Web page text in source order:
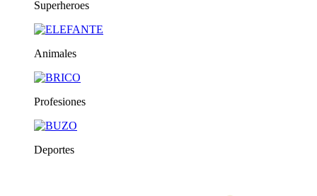
Superheroes
Animales
Profesiones
Deportes